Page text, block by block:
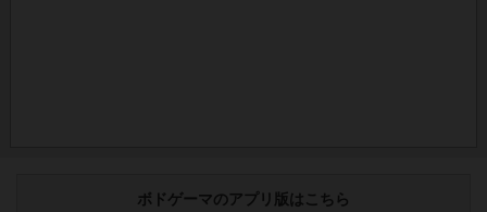
ボドゲーマのアプリ版はこちら